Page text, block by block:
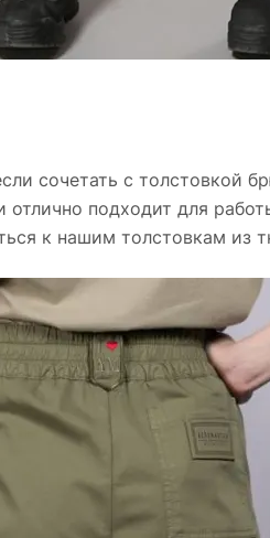
сочетать с толстовкой
подходит для
к нашим толстовкам